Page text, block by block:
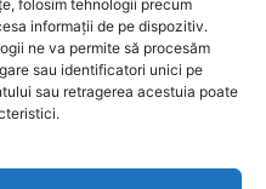
folosim tehnologii precum
informații de pe dispozitiv.
ne va permite să procesăm
sau identificatori unici pe
sau retragerea acestuia poate